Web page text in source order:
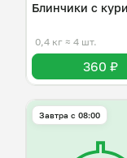
Блинчики с
0,4 кг ≈ 4 шт.
360 ₽
Завтра c 08:00